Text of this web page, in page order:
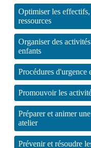
Optimiser les
ressources
Organiser des
enfants
Procédures d'urgence
Promouvoir les
Préparer et animer
atelier
Prévenir et résoudre